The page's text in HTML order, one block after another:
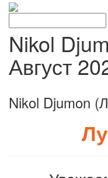
Nikol
Август
Nikol Djumon